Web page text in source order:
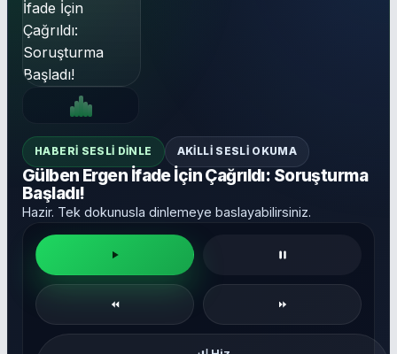
HABERI SESLI DINLE AKILLI SESLI OKUMA
Gülben Ergen İfade İçin Çağrıldı: Soruşturma
Başladı!
Hazir. Tek dokunusla dinlemeye baslayabilirsiniz.